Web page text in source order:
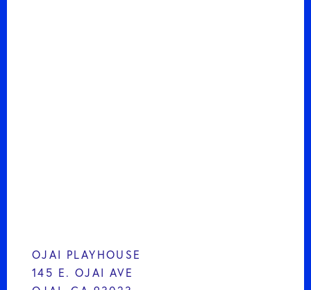
OJAI PLAYHOUSE
145 E. OJAI AVE